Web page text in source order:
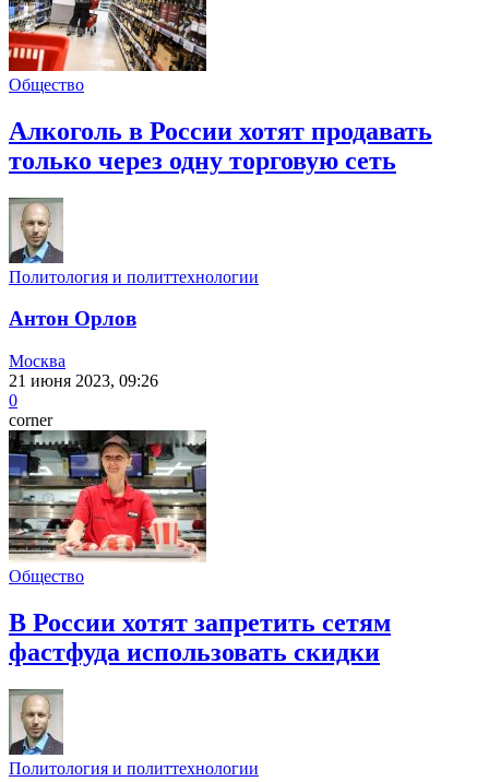
Общество
Алкоголь в России хотят продавать
только через одну торговую сеть
Политология и политтехнологии
Антон Орлов
Москва
21 июня 2023, 09:26
0
corner
Общество
В России хотят запретить сетям
фастфуда использовать скидки
Политология и политтехнологии